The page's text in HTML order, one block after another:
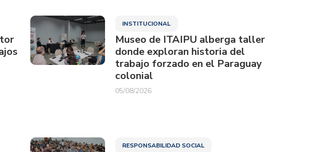
INSTITUCIONAL
Museo de ITAIPU alberga taller
donde exploran historia del
trabajo forzado en el Paraguay
colonial
05/08/2026
RESPONSABILIDAD SOCIAL